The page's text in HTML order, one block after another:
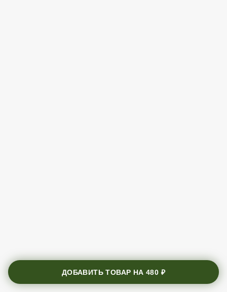
ДОБАВИТЬ ТОВАР НА480 ₽